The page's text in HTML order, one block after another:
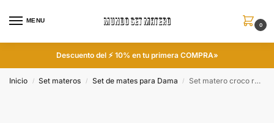
MENU
0
Descuento del ⚡ 10% en tu primera COMPRA»
Inicio / Set materos / Set de mates para Dama / Set matero croco rojo con mate calabaza y corona colección Floky